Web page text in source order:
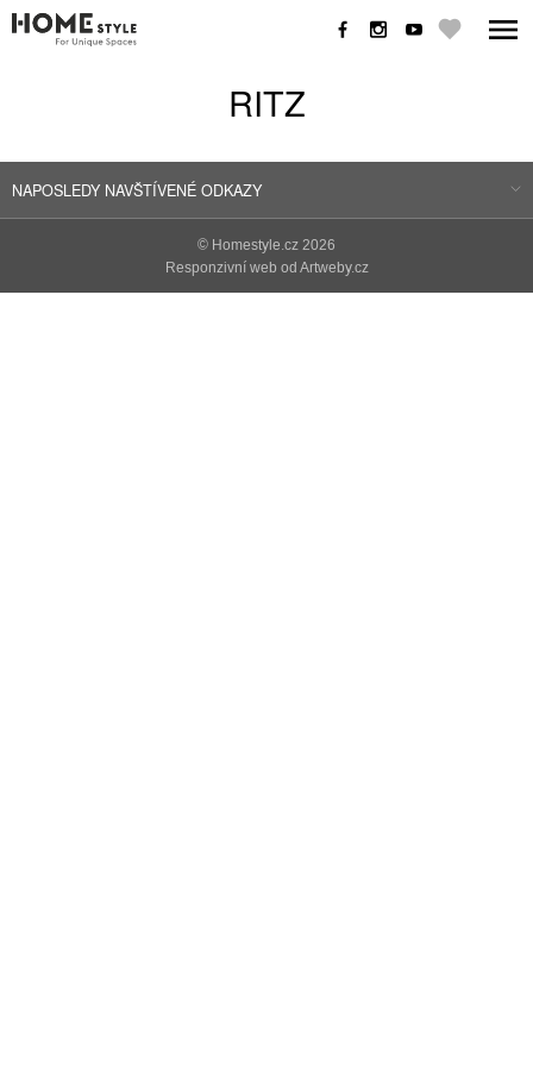
RITZ
NAPOSLEDY NAVŠTÍVENÉ ODKAZY
© Homestyle.cz 2026
Responzivní web od Artweby.cz